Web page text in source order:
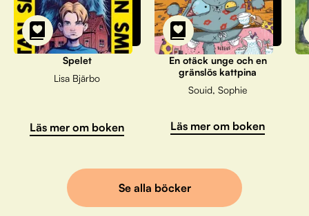
Spelet
Lisa Bjärbo
Läs mer om boken
En otäck unge och en
gränslös kattpina
Souid, Sophie
Läs mer om boken
Se alla böcker